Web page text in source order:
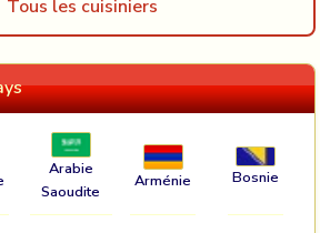
les cuisiniers
Arabie
Saoudite
Arménie Bosnie